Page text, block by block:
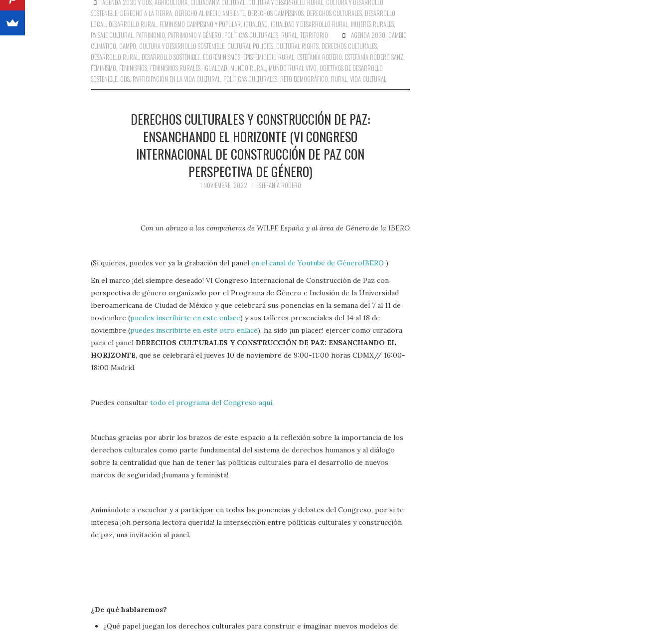
AGENDA 2030 Y ODS ,AGRICULTURA CIUDADANÍA CULTURAL CULTURA Y DESARROLLO RURAL CULTURA Y DESARROLLO
SOSTENIBLE DERECHO A LA TIERRA DERECHO AL MEDIO AMBIENTE DERECHOS CAMPESINOS DERECHOS CULTURALES DESARROLLO
LOCAL DESARROLLO RURAL FEMINISMO CAMPESINO Y POPULAR IGUALDAD IGUALDAD Y DESARROLLO RURAL MUJERES RURALES
PAISAJE CULTURAL PATRIMONIO PATRIMONIO Y GÉNERO POLÍTICAS CULTURALES RURAL TERRITORIO AGENDA 2030 CAMBIO
CLIMÁTICO CAMPO CULTURA Y DESARROLLO SOSTENIBLE CULTURAL POLICIES CULTURAL RIGHTS DERECHOS CULTURALES
DESARROLLO RURAL DESARROLLO SOSTENIBLE ECOFEMINISMOS EPISTEMICIDIO RURAL ESTEFANÍA RODERO ESTEFANÍA RODERO SANZ
FEMINISMO FEMINISMOS FEMINISMOS RURALES IGUALDAD MUNDO RURAL MUNDO RURAL VIVO OBJETIVOS DE DESARROLLO
SOSTENIBLE ODS PARTICIPACIÓN EN LA VIDA CULTURAL POLÍTICAS CULTURALES RETO DEMOGRÁFICO RURAL VIDA CULTURAL
DERECHOS CULTURALES Y CONSTRUCCIÓN DE PAZ:
ENSANCHANDO EL HORIZONTE (VI CONGRESO
INTERNACIONAL DE CONSTRUCCIÓN DE PAZ CON
PERSPECTIVA DE GÉNERO)
1 NOVIEMBRE, 2022 ESTEFANÍA RODERO
Con un abrazo a las compañeras de WILPF España y al área de Género de la IBERO
(Si quieres, puedes ver ya la grabación del panel en el canal de Youtube de GéneroIBERO )
En el marco ¡del siempre deseado! VI Congreso Internacional de Construcción de Paz con
perspectiva de género organizado por el Programa de Género e Inclusión de la Universidad
Iberoamericana de Ciudad de México y que celebrará sus ponencias en la semana del 7 al 11 de
noviembre (puedes inscribirte en este enlace) y sus talleres presenciales del 14 al 18 de
noviembre (puedes inscribirte en este otro enlace), ha sido ¡un placer! ejercer como curadora
para el panel DERECHOS CULTURALES Y CONSTRUCCIÓN DE PAZ: ENSANCHANDO EL
HORIZONTE, que se celebrará el jueves 10 de noviembre de 9:00-11:00 horas CDMX// 16:00-
18:00 Madrid.
Puedes consultar todo el programa del Congreso aquí.
Muchas gracias por abrir los brazos de este espacio a la reflexión sobre la importancia de los
derechos culturales como parte fundamental del sistema de derechos humanos y al diálogo
sobre la centralidad que han de tener las políticas culturales para el desarrollo de nuevos
marcos de seguridad ¡humana y feminista!
Animándote a escuchar y a participar en todas las ponencias y debates del Congreso, por si te
interesa ¡oh persona lectora querida! la intersección entre políticas culturales y construcción
de paz, una invitación al panel.
¿De qué hablaremos?
¿Qué papel juegan los derechos culturales para construir e imaginar nuevos modelos de